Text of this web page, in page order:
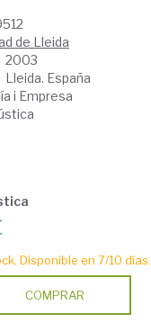
de Lleida
2003
Lleida. España
i Empresa
Disponible en 7/10 días.
COMPRAR